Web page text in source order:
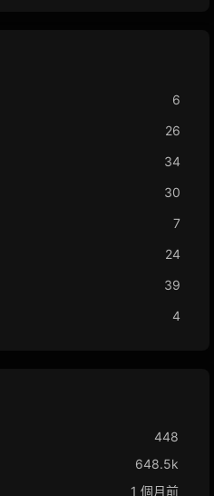
6
26
34
30
7
24
39
4
448
648.5k
1 個月前